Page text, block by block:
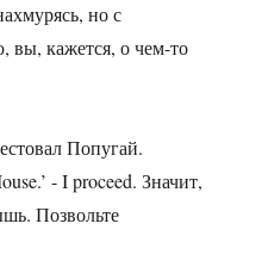
но с
вы, кажется, о чем-то
Попугай.
- I proceed. Значит,
Позвольте